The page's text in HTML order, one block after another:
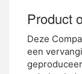
Product
Deze
een